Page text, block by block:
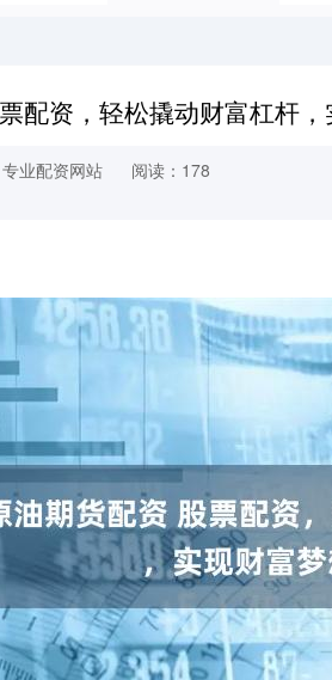
配资，轻松撬动财富杠杆
业配资网站
阅读：178